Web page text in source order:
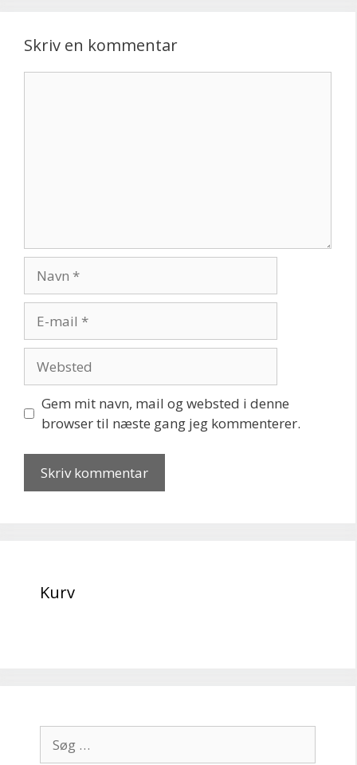
Skriv en kommentar
mail
Gem mit navn, mail og websted i denne
browser til næste gang jeg kommenterer.
Kurv
efter: